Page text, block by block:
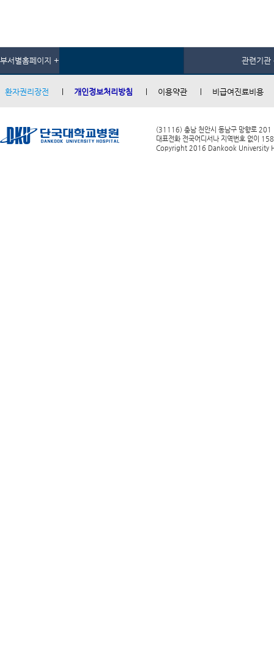
부서별홈페이지 + 관련기관
환자권리장전 개인정보처리방침 이용약관 비급여진료비용
(31116) 충남 천안시 동남구 망향로 201
대표전화 전국어디서나 지역번호 없이
Copyright 2016 Dankook University